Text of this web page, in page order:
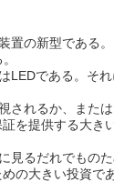
置の新型である
LEDである。そ
されるか、また
を提供する大き
見るだれでもの
の大きい投資であ